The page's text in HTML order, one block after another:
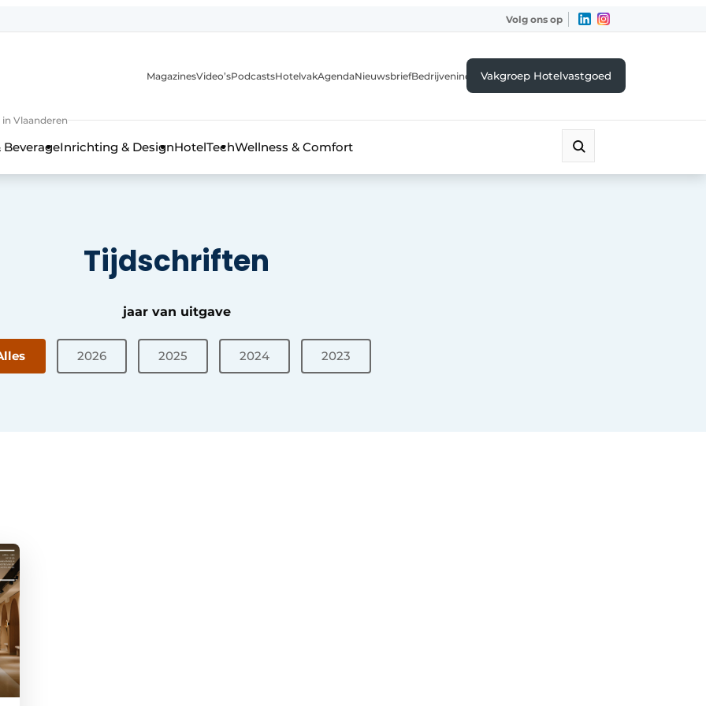
Volg ons op
Vlaanderen
MagazinesVideo’sPodcastsHotelvakAgendaNieuwsbriefBedrijvenindexVakgroep Hotelvastgoed
BeverageInrichting & DesignHotelTechWellness & Comfort
Tijdschriften
jaar van uitgave
2026 2025 2024 2023